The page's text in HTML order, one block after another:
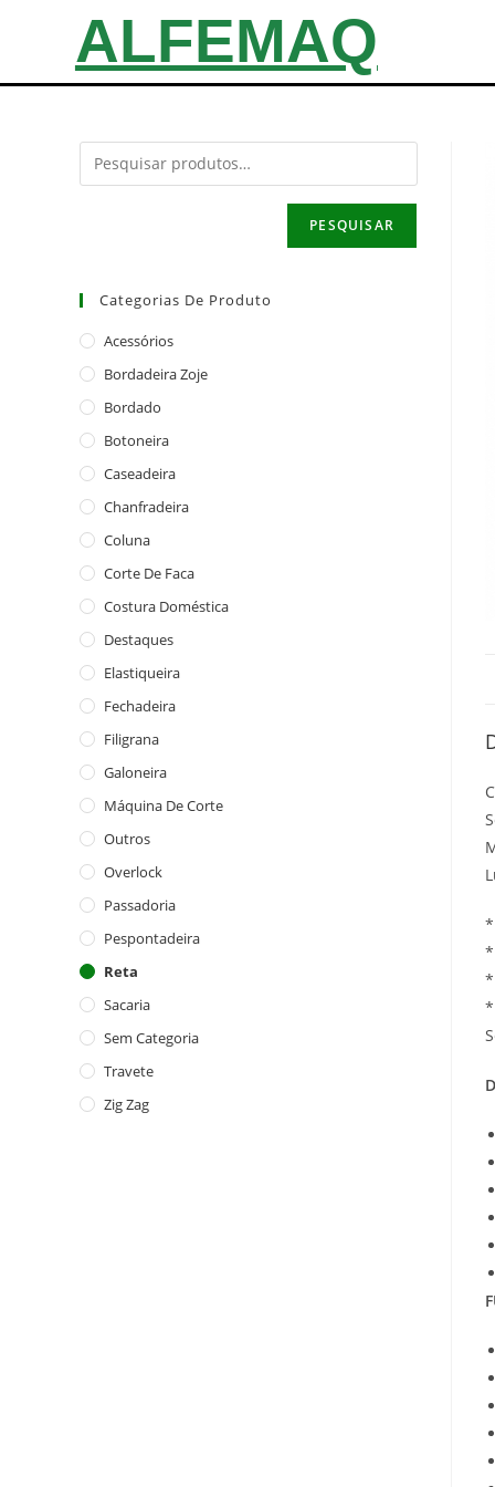
ALFEMAQ
*
*
*
PESQUISAR
Categorias De Produto
Acessórios
Bordadeira Zoje
Bordado
Botoneira
Caseadeira
Chanfradeira
Coluna
Corte De Faca
Costura Doméstica
Destaques
Elastiqueira
Fechadeira
Filigrana
Galoneira
Máquina De Corte
Outros
Overlock
Passadoria
Pespontadeira
Reta
Sacaria
Sem Categoria
Travete
Zig Zag